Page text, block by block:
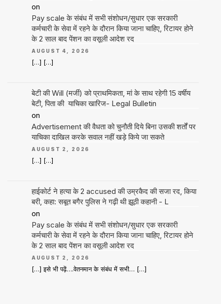
on
Pay scale के संबंध में सभी संशोधन/सुधार एक सरकारी
कर्मचारी के सेवा में रहने के दौरान किया जाना चाहिए, रिटायर होने
के 2 साल बाद पेंशन का वसूली आदेश रद
AUGUST 4, 2026
[…] […]
बेटी की Will (मर्जी) को प्राथमिकता, मां के साथ रहेगी 15 वर्षीय
बेटी, पिता की याचिका खारिज- Legal Bulletin
on
Advertisement की वैधता को चुनौती दिये बिना उसकी शर्तों पर
याचिका दाखिल करके सवाल नहीं खड़े किये जा सकते
AUGUST 2, 2026
[…] […]
हाईकोर्ट ने हत्या के 2 accused की उम्रकैद की सजा रद, किया
बरी, कहा: सबूत बगैर पुलिस ने गढ़ी थी झूठी कहानी - L
on
Pay scale के संबंध में सभी संशोधन/सुधार एक सरकारी
कर्मचारी के सेवा में रहने के दौरान किया जाना चाहिए, रिटायर होने
के 2 साल बाद पेंशन का वसूली आदेश रद
AUGUST 2, 2026
[…] इसे भी पढ़ें….वेतनमान के संबंध में सभी… […]